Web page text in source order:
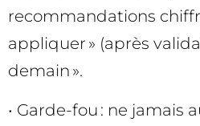
recommandations
appliquer » (après
demain ».
• Garde-fou : ne jamais